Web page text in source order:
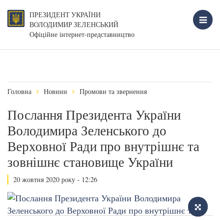
ПРЕЗИДЕНТ УКРАЇНИ
ВОЛОДИМИР ЗЕЛЕНСЬКИЙ
Офіційне інтернет-представництво
Головна Новини Промови та звернення
Послання Президента України
Володимира Зеленського до
Верховної Ради про внутрішнє та
зовнішнє становище України
20 жовтня 2020 року - 12:26